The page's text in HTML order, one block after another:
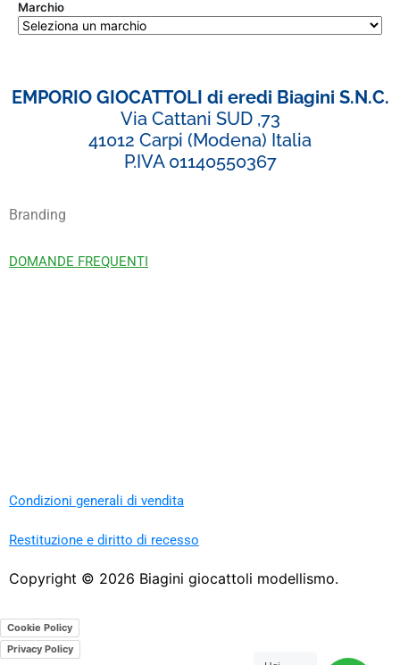
Marchio
EMPORIO GIOCATTOLI di eredi Biagini S.N.C.
Via Cattani SUD ,73
41012 Carpi (Modena) Italia
P.IVA 01140550367
Branding
DOMANDE FREQUENTI
Condizioni generali di vendita
Restituzione e diritto di recesso
Copyright © 2026 Biagini giocattoli modellismo.
Cookie Policy
Privacy Policy